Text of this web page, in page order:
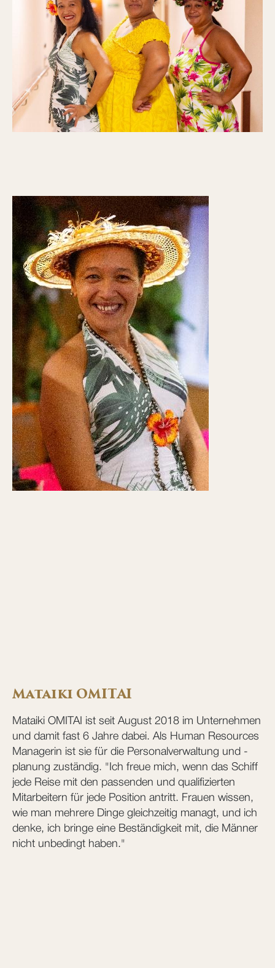
Mataiki OMITAI
Mataiki OMITAI ist seit August 2018 im Unternehmen
und damit fast 6 Jahre dabei. Als Human Resources
Managerin ist sie für die Personalverwaltung und -
planung zuständig. "Ich freue mich, wenn das Schiff
jede Reise mit den passenden und qualifizierten
Mitarbeitern für jede Position antritt. Frauen wissen,
wie man mehrere Dinge gleichzeitig managt, und ich
denke, ich bringe eine Beständigkeit mit, die Männer
nicht unbedingt haben."